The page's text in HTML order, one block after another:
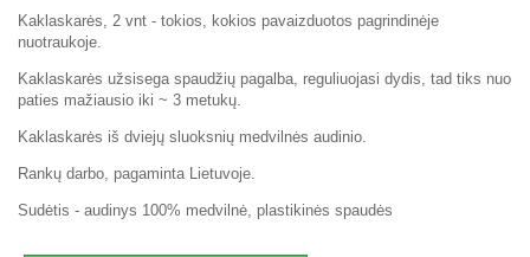
Kaklaskarės, 2 vnt - tokios, kokios pavaizduotos pagrindinėje
nuotraukoje.
Kaklaskarės užsisega spaudžių pagalba, reguliuojasi dydis, tad tiks nuo
paties mažiausio iki ~ 3 metukų.
Kaklaskarės iš dviejų sluoksnių medvilnės audinio.
Rankų darbo, pagaminta Lietuvoje.
Sudėtis - audinys 100% medvilnė, plastikinės spaudės